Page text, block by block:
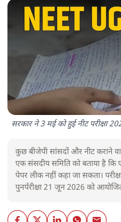
सरकार ने 3 मई को हुई नीट परीक्षा
कुछ बीजेपी सांसदों और नीट कराने
एक संसदीय समिति को बताया है कि
पेपर लीक नहीं कहा जा सकता।
पुनर्परीक्षा 21 जून 2026 को